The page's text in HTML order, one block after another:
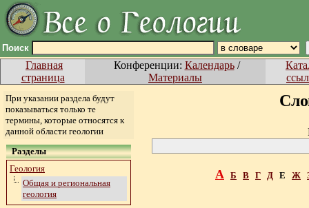
Поиск
Главная
страница
Конференции: Календарь/
Материалы
При указании раздела будут
показываться только те
термины, которые относятся к
данной области геологии
Разделы
Геология
Общая и региональная
геология
А Б В Г Д Е Ж